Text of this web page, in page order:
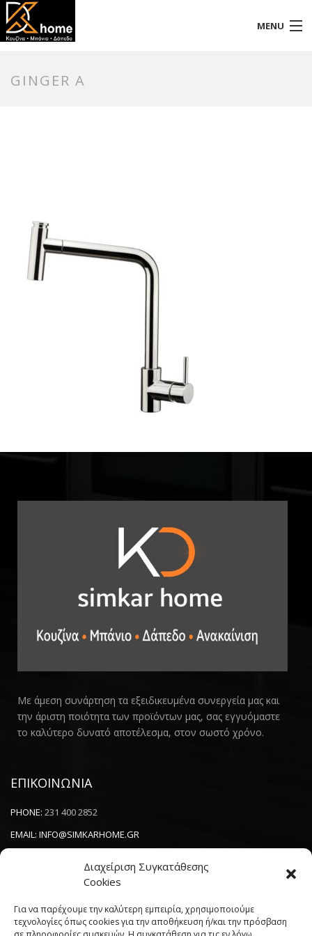
Διαχείριση Συγκατάθεσης
Cookies
Για να παρέχουμε την καλύτερη εμπειρία, χρησιμοποιούμε
τεχνολογίες όπως cookies για την αποθήκευση ή/και την πρόσβαση
MENU
GINGER A
Με άμεση συνάρτηση τα εξειδικευμένα συνεργεία μας και
την άριστη ποιότητα των προϊόντων μας, σας εγγυόμαστε
το καλύτερο δυνατό αποτέλεσμα, στον σωστό χρόνο.
ΕΠΙΚΟΙΝΩΝΙΑ
PHONE: 231 400 2852
EMAIL: INFO@SIMKARHOME.GR
NEWSLETTER